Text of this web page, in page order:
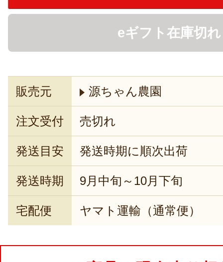
eギフト在庫切れ
販売元 源ちゃん農園
注文受付 売切れ
発送目安 発送時期に順次出荷
発送時期 9月中旬～10月下旬
宅配便 ヤマト運輸（通常便）